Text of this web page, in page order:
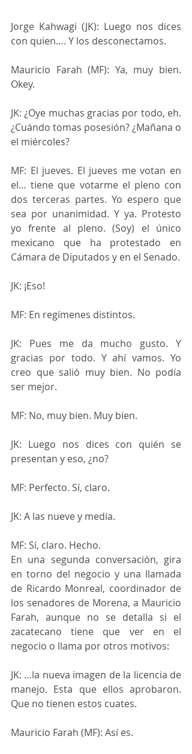
Jorge Kahwagi (JK): Luego nos dices
con quien…. Y los desconectamos.
Mauricio Farah (MF): Ya, muy bien.
Okey.
JK: ¿Oye muchas gracias por todo, eh.
¿Cuándo tomas posesión? ¿Mañana o
el miércoles?
MF: El jueves. El jueves me votan en
el… tiene que votarme el pleno con
dos terceras partes. Yo espero que
sea por unanimidad. Y ya. Protesto
yo frente al pleno. (Soy) el único
mexicano que ha protestado en
Cámara de Diputados y en el Senado.
JK: ¡Eso!
MF: En regímenes distintos.
JK: Pues me da mucho gusto. Y
gracias por todo. Y ahí vamos. Yo
creo que salió muy bien. No podía
ser mejor.
MF: No, muy bien. Muy bien.
JK: Luego nos dices con quién se
presentan y eso, ¿no?
MF: Perfecto. Sí, claro.
JK: A las nueve y media.
MF: Sí, claro. Hecho.
En una segunda conversación, gira
en torno del negocio y una llamada
de Ricardo Monreal, coordinador de
los senadores de Morena, a Mauricio
Farah, aunque no se detalla si el
zacatecano tiene que ver en el
negocio o llama por otros motivos:
JK: …la nueva imagen de la licencia de
manejo. Esta que ellos aprobaron.
Que no tienen estos cuates.
Mauricio Farah (MF): Así es.